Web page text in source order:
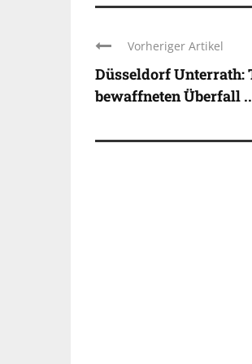
Vorheriger Artikel
Düsseldorf Unterrath:
bewaffneten Überfall